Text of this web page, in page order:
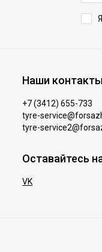
Наши контакты
+7 (3412) 655-733
tyre-
tyre-
Оставайтесь
VK